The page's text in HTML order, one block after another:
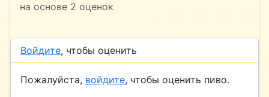
на основе 2 оценок
Войдите, чтобы оценить
Пожалуйста, войдите, чтобы оценить пиво.